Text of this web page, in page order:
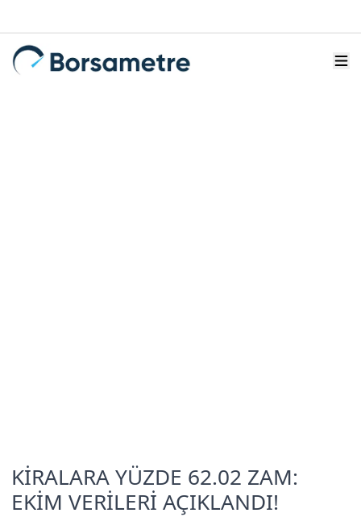
KİRALARA YÜZDE 62.02 ZAM:
EKİM VERİLERİ AÇIKLANDI!